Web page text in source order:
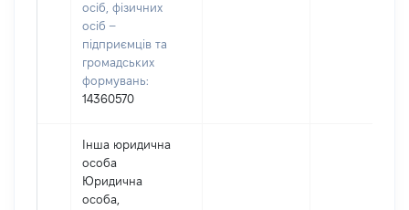
осіб, фізичних
осіб –
підприємців та
громадських
формувань:
14360570
Інша юридична
особа
Юридична
особа,